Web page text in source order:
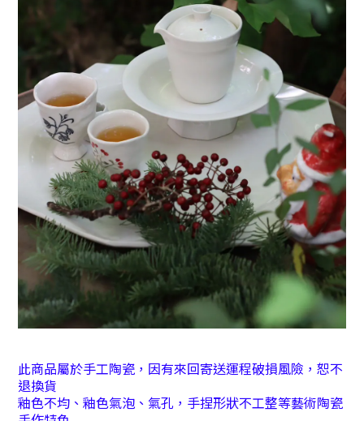
此商品屬於手工陶瓷，因有來回寄送運程破損風險，恕不
退換貨
釉色不均、釉色氣泡、氣孔，手捏形狀不工整等藝術陶瓷